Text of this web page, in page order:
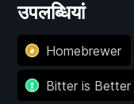
उपलब्धियां
Homebrewer
Bitter is Better